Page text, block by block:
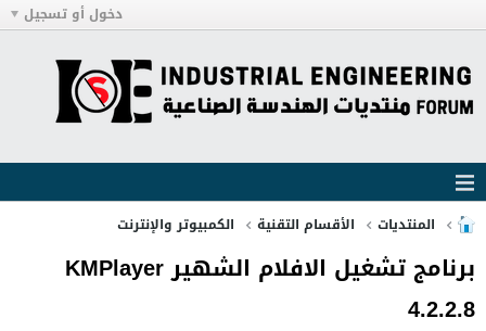
دخول أو تسجيل
المنتديات الأقسام التقنية الكمبيوتر والإنترنت
برنامج تشغيل الافلام الشهير KMPlayer
4.2.2.8